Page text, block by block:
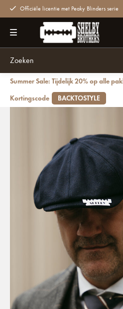
Officiële licentie met Peaky Blinders serie
Summer Sale: Tijdelijk 20% op alle
Kortingscode
BACKTOSTYLE
Shelby vilt pet Blauw